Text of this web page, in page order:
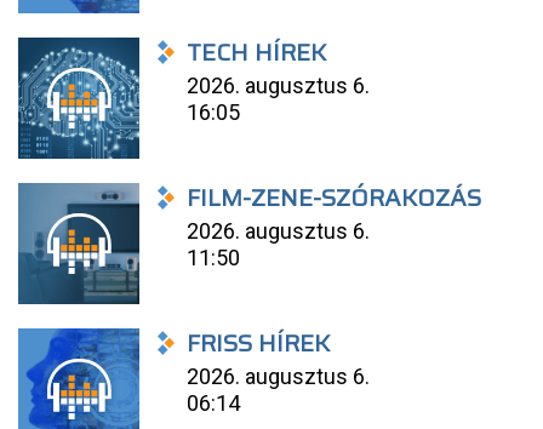
TECH HÍREK
2026. augusztus 6.
16:05
FILM-ZENE-SZÓRAKOZÁS
2026. augusztus 6.
11:50
FRISS HÍREK
2026. augusztus 6.
06:14